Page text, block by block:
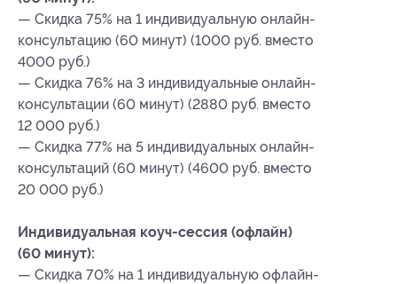
— Скидка 75% на 1 индивидуальную онлайн-
консультацию (60 минут) (1000 руб. вместо
4000 руб.)
— Скидка 76% на 3 индивидуальные онлайн-
консультации (60 минут) (2880 руб. вместо
12 000 руб.)
— Скидка 77% на 5 индивидуальных онлайн-
консультаций (60 минут) (4600 руб. вместо
20 000 руб.)
Индивидуальная коуч-сессия (офлайн)
(60 минут):
— Скидка 70% на 1 индивидуальную офлайн-